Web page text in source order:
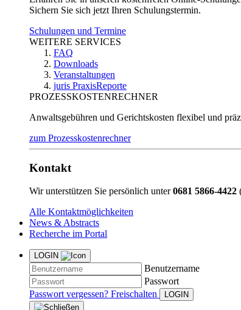
Sichern Sie sich jetzt Ihren Schulungstermin.
Schulungen und Termine
WEITERE SERVICES
FAQ
Downloads
Veranstaltungen
juris PraxisReporte
PROZESSKOSTENRECHNER
Anwaltsgebühren und Gerichtskosten flexibel und
zum Prozesskostenrechner
Kontakt
Wir unterstützen Sie persönlich unter0681 5866-4422
Alle Kontaktmöglichkeiten
News & Abstracts
Recherche im Portal
LOGIN
Benutzername
Passwort
Passwort vergessen? Freischalten